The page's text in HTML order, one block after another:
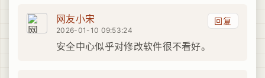
回复
网友小宋
2026-01-10 09:53:24
安全中心似乎对修改软件很不看好。